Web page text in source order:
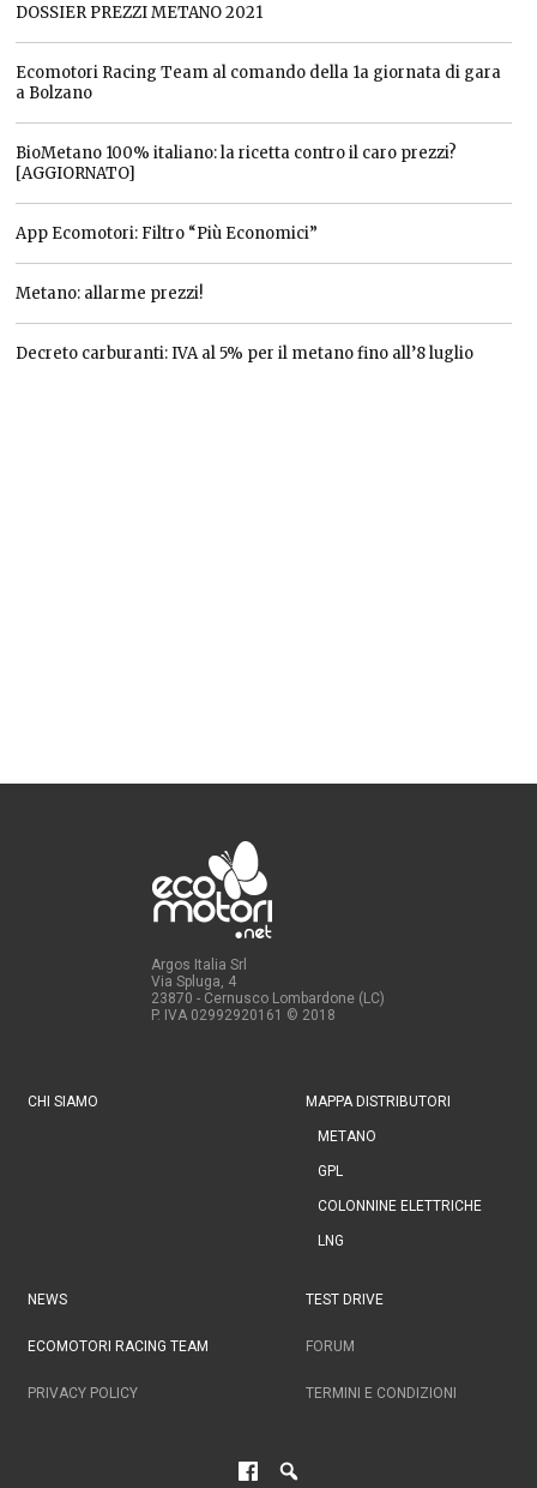
DOSSIER PREZZI METANO 2021
Ecomotori Racing Team al comando della 1a giornata di gara
a Bolzano
BioMetano 100% italiano: la ricetta contro il caro prezzi?
[AGGIORNATO]
App Ecomotori: Filtro “Più Economici”
Metano: allarme prezzi!
Decreto carburanti: IVA al 5% per il metano fino all’8 luglio
Argos Italia Srl
Via Spluga, 4
23870 - Cernusco Lombardone (LC)
P. IVA 02992920161 © 2018
CHI SIAMO MAPPA DISTRIBUTORI
METANO
GPL
COLONNINE ELETTRICHE
LNG
NEWS TEST DRIVE
ECOMOTORI RACING TEAM FORUM
PRIVACY POLICY TERMINI E CONDIZIONI